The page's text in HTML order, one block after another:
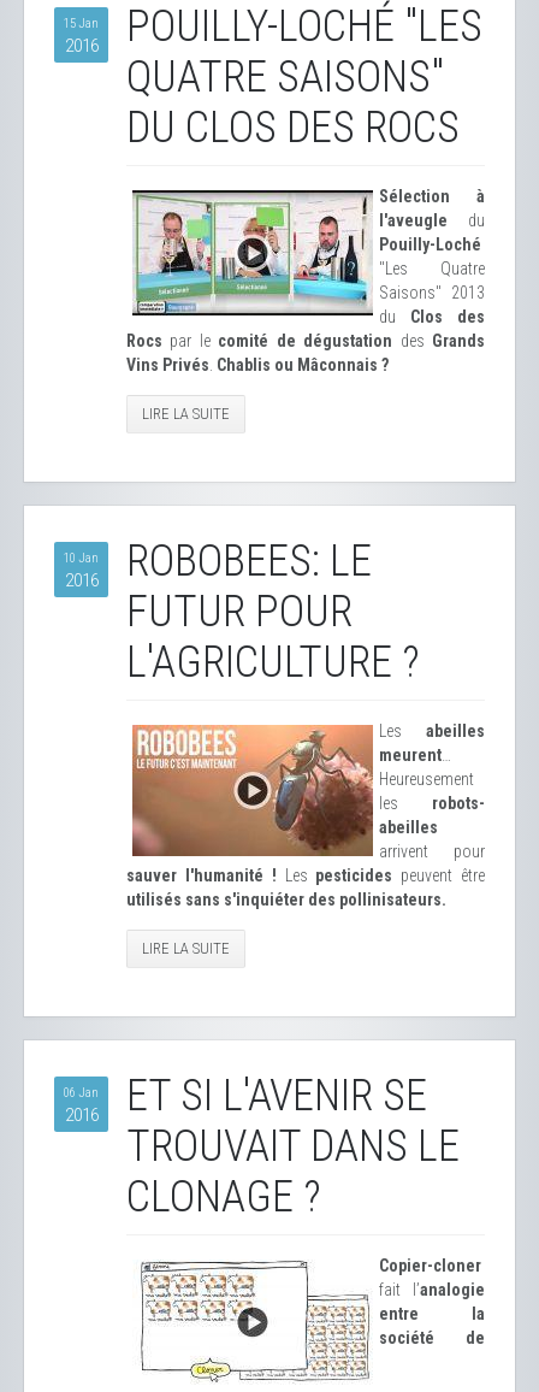
15 Jan
2016
POUILLY-LOCHÉ "LES
QUATRE SAISONS"
DU CLOS DES ROCS
Sélection à
l'aveugle du
Pouilly-Loché
"Les Quatre
Saisons" 2013
du Clos des
Rocs par le comité de dégustation des Grands
Vins Privés Chablis ou Mâconnais ?
LIRE LA SUITE
10 Jan
2016
ROBOBEES: LE
FUTUR POUR
L'AGRICULTURE ?
Les abeilles
meurent
Heureusement
les robots-
abeilles
arrivent pour
sauver l'humanité !
Les pesticides peuvent être
utilisés sans s'inquiéter des pollinisateurs.
LIRE LA SUITE
06 Jan
2016
ET SI L'AVENIR SE
TROUVAIT DANS LE
CLONAGE ?
Copier-cloner
fait l’analogie
entre la
société de